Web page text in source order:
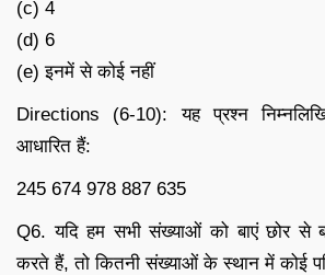
(c) 4
(d) 6
(e) इनमें से कोई नहीं
Directions (6-10): यह प्रश्न
आधारित हैं:
245 674 978 887 635
Q6. यदि हम सभी संख्याओं को बाएं छोर से
करते हैं, तो कितनी संख्याओं के स्थान में कोई